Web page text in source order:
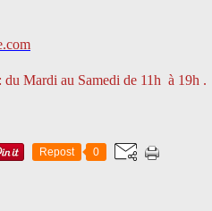
du Mardi au Samedi de 11h à 19h .
Repost 0